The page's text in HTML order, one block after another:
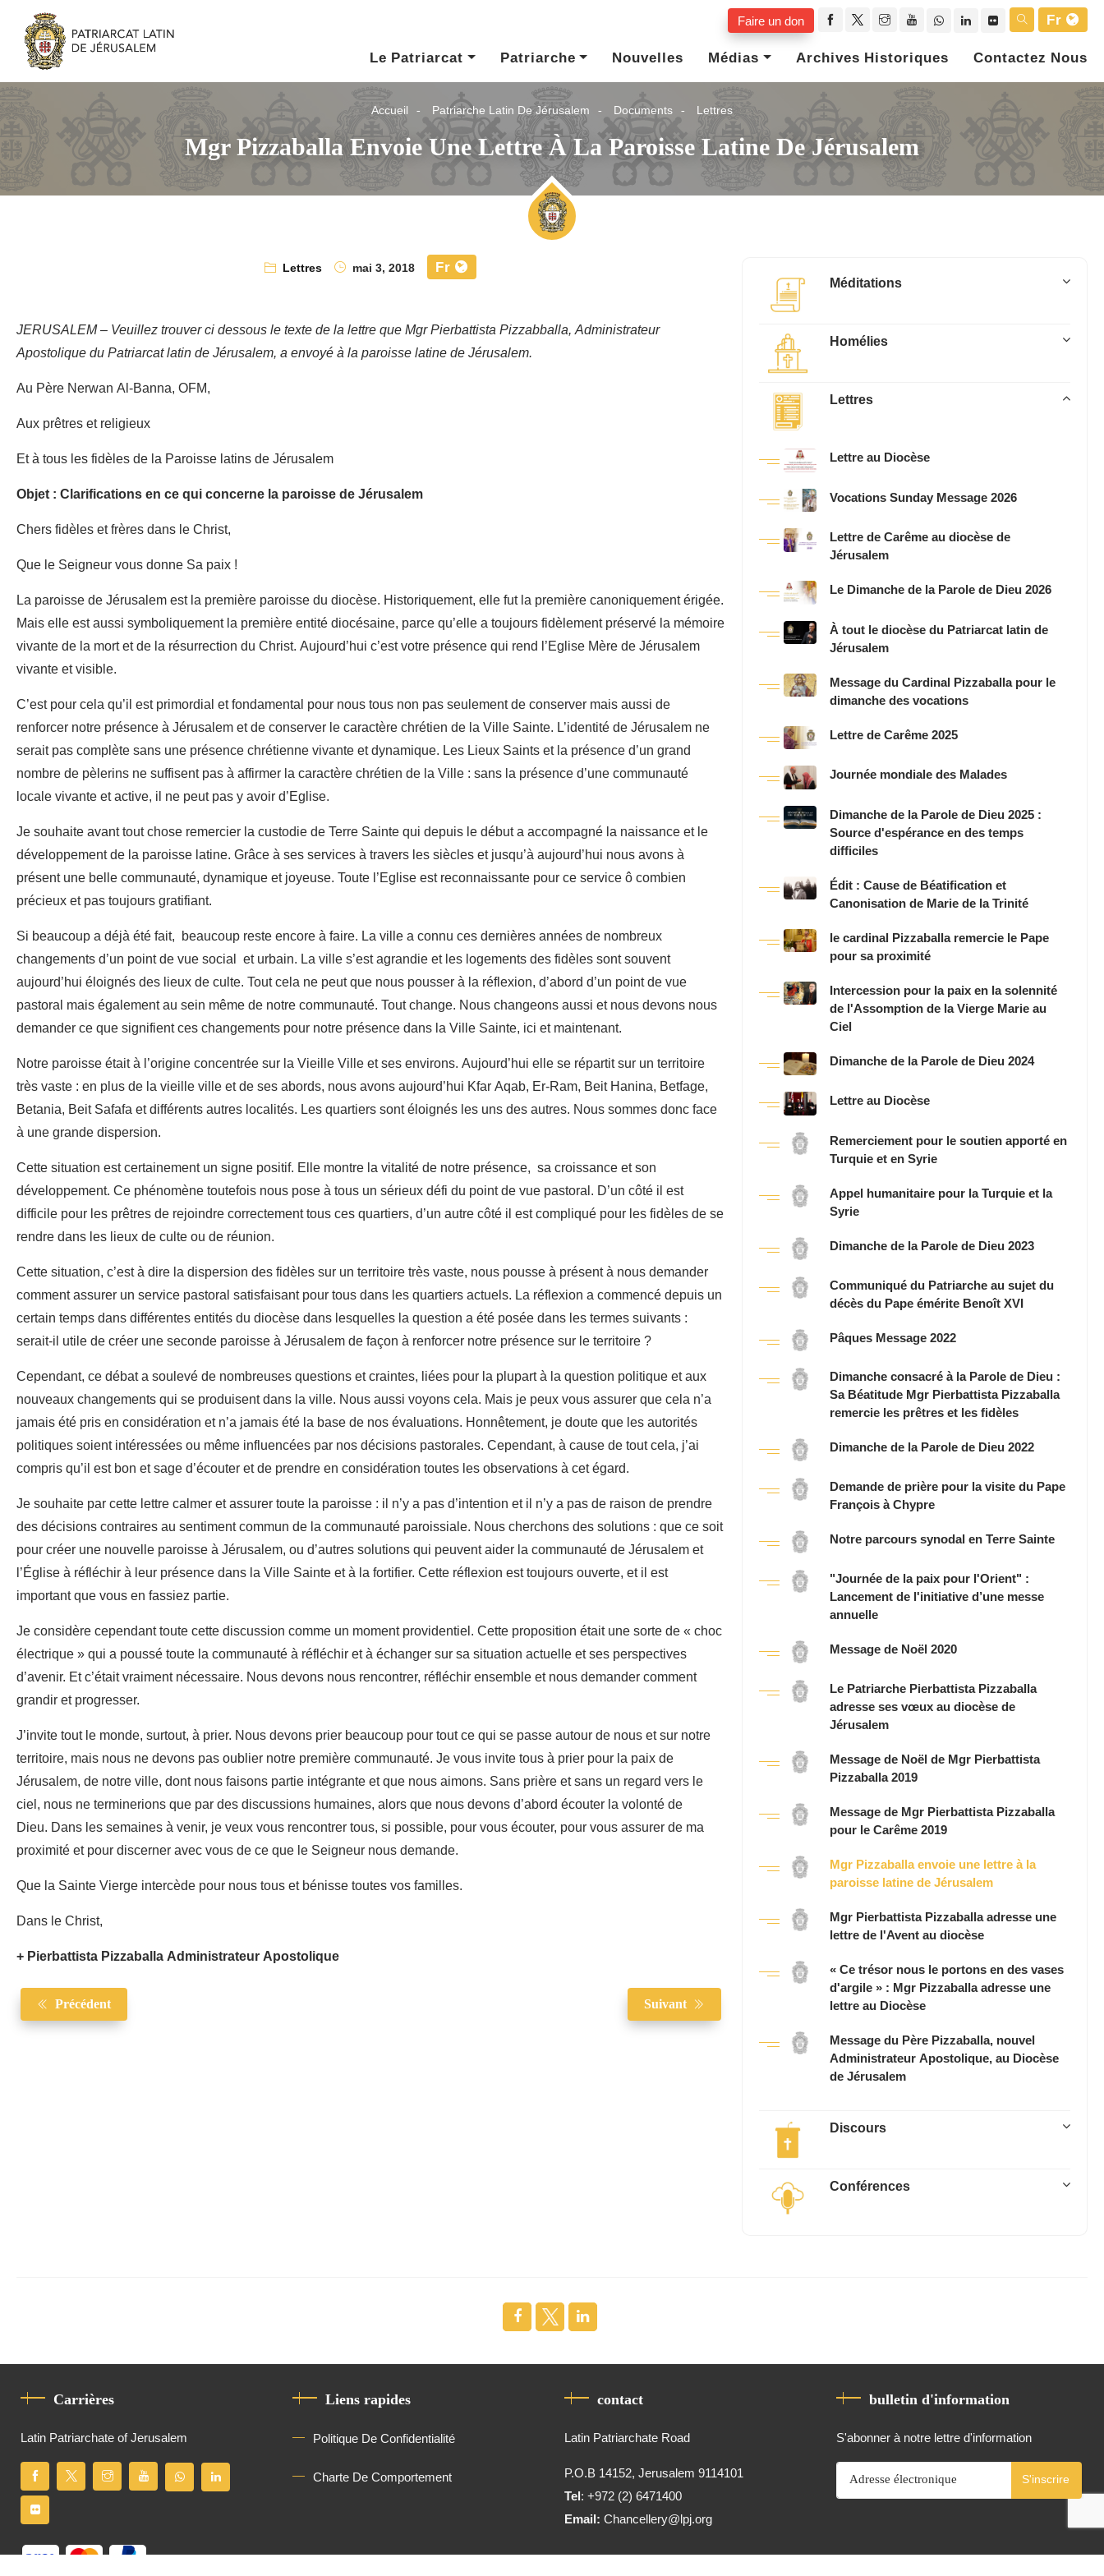
Faire un don
Fr
Le Patriarcat
Patriarche Nouvelles Médias Archives Historiques Contactez Nous
Accueil Patriarche Latin De Jérusalem Documents Lettres
Mgr Pizzaballa Envoie Une Lettre À La Paroisse Latine De Jérusalem
Lettres mai 3, 2018 Fr
JERUSALEM – Veuillez trouver ci dessous le texte de la lettre que Mgr Pierbattista Pizzabballa, Administrateur
Apostolique du Patriarcat latin de Jérusalem, a envoyé à la paroisse latine de Jérusalem.
Au Père Nerwan Al-Banna, OFM,
Aux prêtres et religieux
Et à tous les fidèles de la Paroisse latins de Jérusalem
Objet : Clarifications en ce qui concerne la paroisse de Jérusalem
Chers fidèles et frères dans le Christ,
Que le Seigneur vous donne Sa paix !
La paroisse de Jérusalem est la première paroisse du diocèse. Historiquement, elle fut la première canoniquement érigée.
Mais elle est aussi symboliquement la première entité diocésaine, parce qu’elle a toujours fidèlement préservé la mémoire
vivante de la mort et de la résurrection du Christ. Aujourd’hui c’est votre présence qui rend l’Eglise Mère de Jérusalem
vivante et visible.
C’est pour cela qu’il est primordial et fondamental pour nous tous non pas seulement de conserver mais aussi de
renforcer notre présence à Jérusalem et de conserver le caractère chrétien de la Ville Sainte. L’identité de Jérusalem ne
serait pas complète sans une présence chrétienne vivante et dynamique. Les Lieux Saints et la présence d’un grand
nombre de pèlerins ne suffisent pas à affirmer la caractère chrétien de la Ville : sans la présence d’une communauté
locale vivante et active, il ne peut pas y avoir d’Eglise.
Je souhaite avant tout chose remercier la custodie de Terre Sainte qui depuis le début a accompagné la naissance et le
développement de la paroisse latine. Grâce à ses services à travers les siècles et jusqu’à aujourd’hui nous avons à
présent une belle communauté, dynamique et joyeuse. Toute l’Eglise est reconnaissante pour ce service ô combien
précieux et pas toujours gratifiant.
Si beaucoup a déjà été fait, beaucoup reste encore à faire. La ville a connu ces dernières années de nombreux
changements d’un point de vue social et urbain. La ville s’est agrandie et les logements des fidèles sont souvent
aujourd’hui éloignés des lieux de culte. Tout cela ne peut que nous pousser à la réflexion, d’abord d’un point de vue
pastoral mais également au sein même de notre communauté. Tout change. Nous changeons aussi et nous devons nous
demander ce que signifient ces changements pour notre présence dans la Ville Sainte, ici et maintenant.
Notre paroisse était à l’origine concentrée sur la Vieille Ville et ses environs. Aujourd’hui elle se répartit sur un territoire
très vaste : en plus de la vieille ville et de ses abords, nous avons aujourd’hui Kfar Aqab, Er-Ram, Beit Hanina, Betfage,
Betania, Beit Safafa et différents autres localités. Les quartiers sont éloignés les uns des autres. Nous sommes donc face
à une grande dispersion.
Cette situation est certainement un signe positif. Elle montre la vitalité de notre présence, sa croissance et son
développement. Ce phénomène toutefois nous pose à tous un sérieux défi du point de vue pastoral. D’un côté il est
difficile pour les prêtres de rejoindre correctement tous ces quartiers, d’un autre côté il est compliqué pour les fidèles de se
rendre dans les lieux de culte ou de réunion.
Cette situation, c’est à dire la dispersion des fidèles sur un territoire très vaste, nous pousse à présent à nous demander
comment assurer un service pastoral satisfaisant pour tous dans les quartiers actuels. La réflexion a commencé depuis un
certain temps dans différentes entités du diocèse dans lesquelles la question a été posée dans les termes suivants :
serait-il utile de créer une seconde paroisse à Jérusalem de façon à renforcer notre présence sur le territoire ?
Cependant, ce débat a soulevé de nombreuses questions et craintes, liées pour la plupart à la question politique et aux
nouveaux changements qui se produisent dans la ville. Nous aussi voyons cela. Mais je peux vous assurer que cela n’a
jamais été pris en considération et n’a jamais été la base de nos évaluations. Honnêtement, je doute que les autorités
politiques soient intéressées ou même influencées par nos décisions pastorales. Cependant, à cause de tout cela, j’ai
compris qu’il est bon et sage d’écouter et de prendre en considération toutes les observations à cet égard.
Je souhaite par cette lettre calmer et assurer toute la paroisse : il n’y a pas d’intention et il n’y a pas de raison de prendre
des décisions contraires au sentiment commun de la communauté paroissiale. Nous cherchons des solutions : que ce soit
pour créer une nouvelle paroisse à Jérusalem, ou d’autres solutions qui peuvent aider la communauté de Jérusalem et
l’Église à réfléchir à leur présence dans la Ville Sainte et à la fortifier. Cette réflexion est toujours ouverte, et il est
important que vous en fassiez partie.
Je considère cependant toute cette discussion comme un moment providentiel. Cette proposition était une sorte de « choc
électrique » qui a poussé toute la communauté à réfléchir et à échanger sur sa situation actuelle et ses perspectives
d’avenir. Et c’était vraiment nécessaire. Nous devons nous rencontrer, réfléchir ensemble et nous demander comment
grandir et progresser.
J’invite tout le monde, surtout, à prier. Nous devons prier beaucoup pour tout ce qui se passe autour de nous et sur notre
territoire, mais nous ne devons pas oublier notre première communauté. Je vous invite tous à prier pour la paix de
Jérusalem, de notre ville, dont nous faisons partie intégrante et que nous aimons. Sans prière et sans un regard vers le
ciel, nous ne terminerions que par des discussions humaines, alors que nous devons d’abord écouter la volonté de
Dieu. Dans les semaines à venir, je veux vous rencontrer tous, si possible, pour vous écouter, pour vous assurer de ma
proximité et pour discerner avec vous de ce que le Seigneur nous demande.
Que la Sainte Vierge intercède pour nous tous et bénisse toutes vos familles.
Dans le Christ,
+ Pierbattista Pizzaballa Administrateur Apostolique
Précédent Suivant
Méditations
Homélies
Lettres
Lettre au Diocèse
Vocations Sunday Message 2026
Lettre de Carême au diocèse de
Jérusalem
Le Dimanche de la Parole de Dieu 2026
À tout le diocèse du Patriarcat latin de
Jérusalem
Message du Cardinal Pizzaballa pour le
dimanche des vocations
Lettre de Carême 2025
Journée mondiale des Malades
Dimanche de la Parole de Dieu 2025 :
Source d'espérance en des temps
difficiles
Édit : Cause de Béatification et
Canonisation de Marie de la Trinité
le cardinal Pizzaballa remercie le Pape
pour sa proximité
Intercession pour la paix en la solennité
de l'Assomption de la Vierge Marie au
Ciel
Dimanche de la Parole de Dieu 2024
Lettre au Diocèse
Remerciement pour le soutien apporté en
Turquie et en Syrie
Appel humanitaire pour la Turquie et la
Syrie
Dimanche de la Parole de Dieu 2023
Communiqué du Patriarche au sujet du
décès du Pape émérite Benoît XVI
Pâques Message 2022
Dimanche consacré à la Parole de Dieu :
Sa Béatitude Mgr Pierbattista Pizzaballa
remercie les prêtres et les fidèles
Dimanche de la Parole de Dieu 2022
Demande de prière pour la visite du Pape
François à Chypre
Notre parcours synodal en Terre Sainte
"Journée de la paix pour l'Orient" :
Lancement de l'initiative d’une messe
annuelle
Message de Noël 2020
Le Patriarche Pierbattista Pizzaballa
adresse ses vœux au diocèse de
Jérusalem
Message de Noël de Mgr Pierbattista
Pizzaballa 2019
Message de Mgr Pierbattista Pizzaballa
pour le Carême 2019
Mgr Pizzaballa envoie une lettre à la
paroisse latine de Jérusalem
Mgr Pierbattista Pizzaballa adresse une
lettre de l'Avent au diocèse
« Ce trésor nous le portons en des vases
d'argile » : Mgr Pizzaballa adresse une
lettre au Diocèse
Message du Père Pizzaballa, nouvel
Administrateur Apostolique, au Diocèse
de Jérusalem
Discours
Conférences
Carrières
Latin Patriarchate of Jerusalem
Liens rapides
Politique De Confidentialité
Charte De Comportement
contact
Latin Patriarchate Road
P.O.B 14152, Jerusalem 9114101
Tel: +972 (2) 6471400
Email:Chancellery@lpj.org
bulletin d'information
S'abonner à notre lettre d'information
S'inscrire